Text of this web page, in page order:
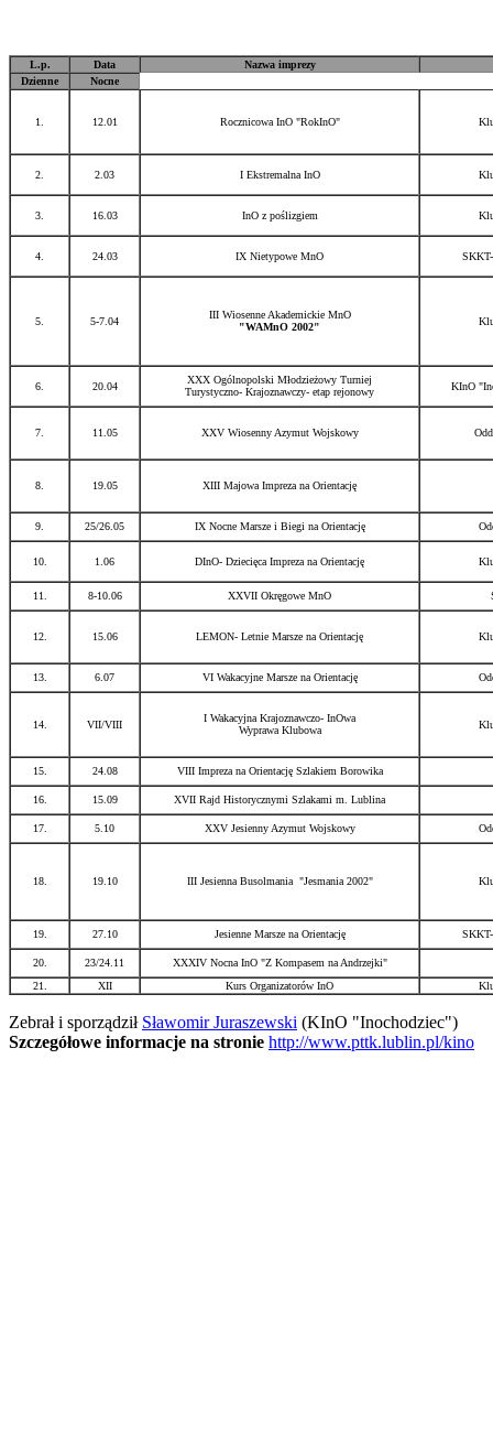
L.p. Data
Nazwa imprezy
Dzienne
Nocne
1. 12.01 Rocznicowa InO "RokInO"
2. 2.03 I Ekstremalna InO
3. 16.03 InO z poślizgiem
4. 24.03 IX Nietypowe MnO
5. 5-7.04
III Wiosenne Akademickie MnO
"WAMnO 2002"
6. 20.04
XXX Ogólnopolski Młodzieżowy Turniej
Turystyczno- Krajoznawczy- etap rejonowy
KInO
7. 11.05 XXV Wiosenny Azymut Wojskowy
8. 19.05 XIII Majowa Impreza na Orientację
9. 25/26.05 IX Nocne Marsze i Biegi na Orientację
10. 1.06 DInO- Dziecięca Impreza na Orientację
11. 8-10.06 XXVII Okręgowe MnO
12. 15.06 LEMON- Letnie Marsze na Orientację
13. 6.07 VI Wakacyjne Marsze na Orientację
14. VII/VIII
I Wakacyjna Krajoznawczo- InOwa
Wyprawa Klubowa
15. 24.08 VIII Impreza na Orientację Szlakiem Borowika
16. 15.09 XVII Rajd Historycznymi Szlakami m. Lublina
17. 5.10 XXV Jesienny Azymut Wojskowy
18. 19.10 III Jesienna Busolmania "Jesmania 2002"
19. 27.10 Jesienne Marsze na Orientację
20. 23/24.11
XXXIV Nocna InO "Z Kompasem na Andrzejki"
21.
XII Kurs Organizatorów InO
Zebrał i sporządził Sławomir Juraszewski (KInO "Inochodziec")
Szczegółowe informacje na stronie http://www.pttk.lublin.pl/kino